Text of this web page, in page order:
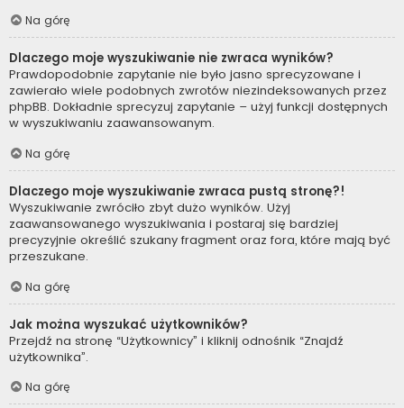
Na górę
Dlaczego moje wyszukiwanie nie zwraca wyników?
Prawdopodobnie zapytanie nie było jasno sprecyzowane i
zawierało wiele podobnych zwrotów niezindeksowanych przez
phpBB. Dokładnie sprecyzuj zapytanie – użyj funkcji dostępnych
w wyszukiwaniu zaawansowanym.
Na górę
Dlaczego moje wyszukiwanie zwraca pustą stronę?!
Wyszukiwanie zwróciło zbyt dużo wyników. Użyj
zaawansowanego wyszukiwania i postaraj się bardziej
precyzyjnie określić szukany fragment oraz fora, które mają być
przeszukane.
Na górę
Jak można wyszukać użytkowników?
Przejdź na stronę “Użytkownicy” i kliknij odnośnik “Znajdź
użytkownika”.
Na górę